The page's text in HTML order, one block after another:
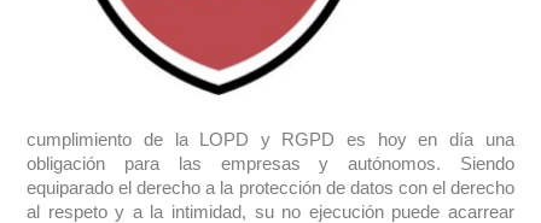
cumplimiento de la LOPD y RGPD es hoy en día una
obligación para las empresas y autónomos. Siendo
equiparado el derecho a la protección de datos con el derecho
al respeto y a la intimidad, su no ejecución puede acarrear